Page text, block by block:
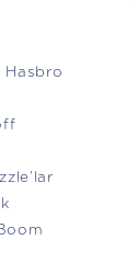
Hasbro